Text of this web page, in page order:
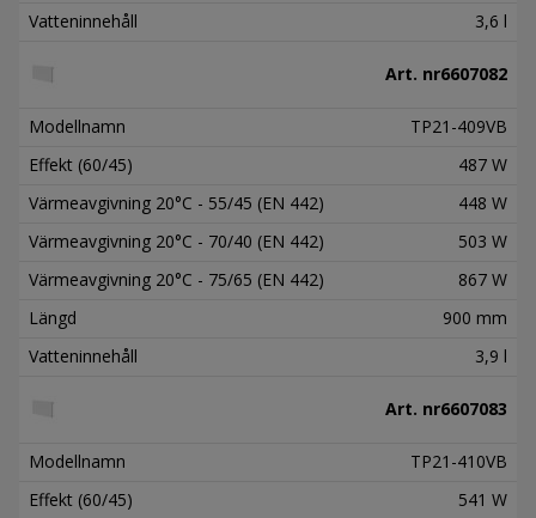
Vatteninnehåll
3,6 l
Art. nr6607082
Modellnamn
TP21-409VB
Effekt (60/45)
487 W
Värmeavgivning 20°C - 55/45 (EN 442)
448 W
Värmeavgivning 20°C - 70/40 (EN 442)
503 W
Värmeavgivning 20°C - 75/65 (EN 442)
867 W
Längd
900 mm
Vatteninnehåll
3,9 l
Art. nr6607083
Modellnamn
TP21-410VB
Effekt (60/45)
541 W